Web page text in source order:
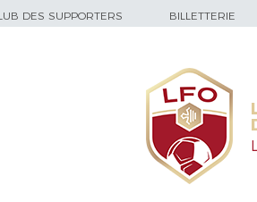
DES SUPPORTERS BILLETTERIE